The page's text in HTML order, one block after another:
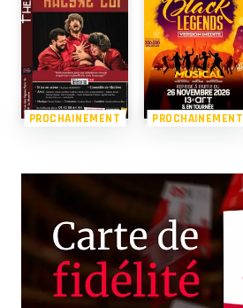
PROCHAINEMENT PROCHAINEMENT